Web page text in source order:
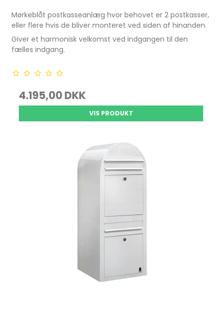
Mørkeblåt postkasseanlæg hvor behovet er 2 postkasser,
eller flere hvis de bliver monteret ved siden af hinanden.
Giver et harmonisk velkomst ved indgangen til den
fælles indgang.
4.195,00 DKK
VIS PRODUKT